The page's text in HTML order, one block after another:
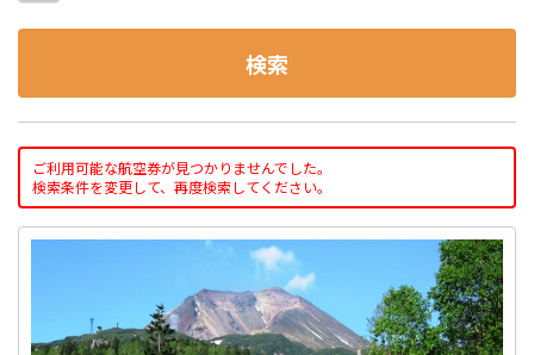
検索
ご利用可能な航空券が見つかりませんでした。
検索条件を変更して、再度検索してください。